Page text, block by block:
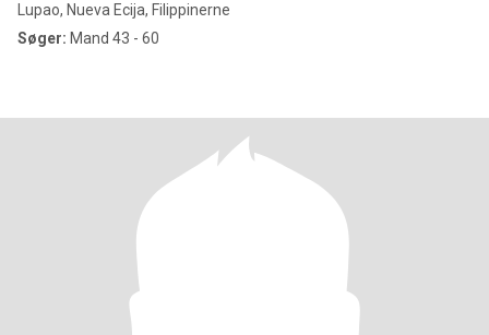
Lupao, Nueva Ecija, Filippinerne
Søger: Mand 43 - 60